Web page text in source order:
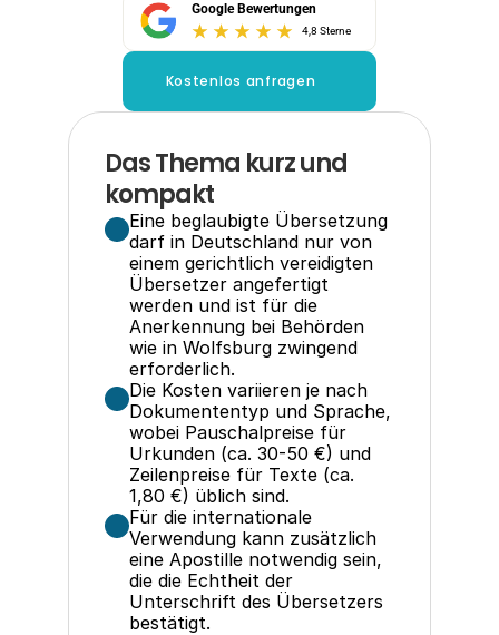
Google Bewertungen
4,8 Sterne
Kostenlos anfragen
Das Thema kurz und
kompakt
Eine beglaubigte Übersetzung
darf in Deutschland nur von
einem gerichtlich vereidigten
Übersetzer angefertigt
werden und ist für die
Anerkennung bei Behörden
wie in Wolfsburg zwingend
erforderlich.
Die Kosten variieren je nach
Dokumententyp und Sprache,
wobei Pauschalpreise für
Urkunden (ca. 30-50 €) und
Zeilenpreise für Texte (ca.
1,80 €) üblich sind.
Für die internationale
Verwendung kann zusätzlich
eine Apostille notwendig sein,
die die Echtheit der
Unterschrift des Übersetzers
bestätigt.